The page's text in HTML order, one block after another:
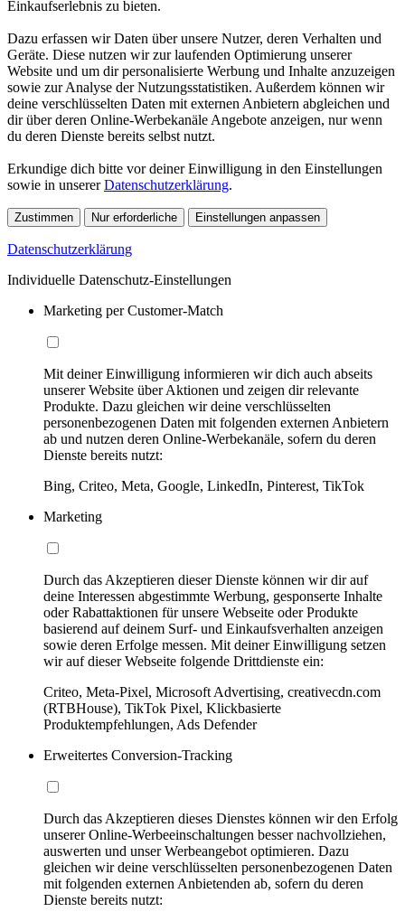
Einkaufserlebnis zu bieten.
Dazu erfassen wir Daten über unsere Nutzer, deren Verhalten und
Geräte. Diese nutzen wir zur laufenden Optimierung unserer
Website und um dir personalisierte Werbung und Inhalte anzuzeigen
sowie zur Analyse der Nutzungsstatistiken. Außerdem können wir
deine verschlüsselten Daten mit externen Anbietern abgleichen und
dir über deren Online-Werbekanäle Angebote anzeigen, nur wenn
du deren Dienste bereits selbst nutzt.
Erkundige dich bitte vor deiner Einwilligung in den Einstellungen
sowie in unsererDatenschutzerklärung.
Zustimmen Nur erforderliche Einstellungen anpassen
Datenschutzerklärung
Individuelle Datenschutz-Einstellungen
Marketing per Customer-Match
Mit deiner Einwilligung informieren wir dich auch abseits
unserer Website über Aktionen und zeigen dir relevante
Produkte. Dazu gleichen wir deine verschlüsselten
personenbezogenen Daten mit folgenden externen Anbietern
ab und nutzen deren Online-Werbekanäle, sofern du deren
Dienste bereits nutzt:
Bing, Criteo, Meta, Google, LinkedIn, Pinterest, TikTok
Marketing
Durch das Akzeptieren dieser Dienste können wir dir auf
deine Interessen abgestimmte Werbung, gesponserte Inhalte
oder Rabattaktionen für unsere Webseite oder Produkte
basierend auf deinem Surf- und Einkaufsverhalten anzeigen
sowie deren Erfolge messen. Mit deiner Einwilligung setzen
wir auf dieser Webseite folgende Drittdienste ein:
Criteo, Meta-Pixel, Microsoft Advertising, creativecdn.com
(RTBHouse), TikTok Pixel, Klickbasierte
Produktempfehlungen, Ads Defender
Erweitertes Conversion-Tracking
Durch das Akzeptieren dieses Dienstes können wir den Erfolg
unserer Online-Werbeeinschaltungen besser nachvollziehen,
auswerten und unser Werbeangebot optimieren. Dazu
gleichen wir deine verschlüsselten personenbezogenen Daten
mit folgenden externen Anbietenden ab, sofern du deren
Dienste bereits nutzt: